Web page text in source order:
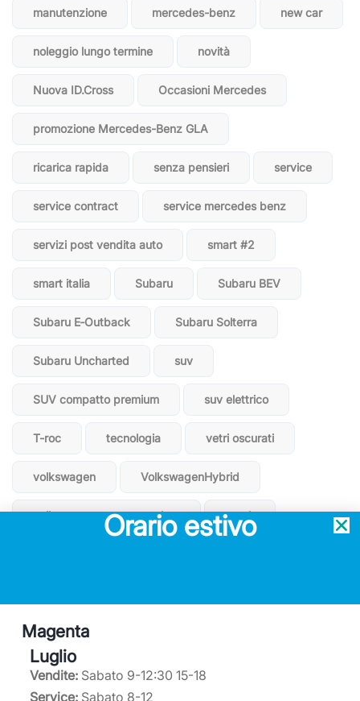
manutenzione mercedes-benz new car
noleggio lungo termine novità
Nuova ID.Cross Occasioni Mercedes
promozione Mercedes-Benz GLA
ricarica rapida senza pensieri service
service contract service mercedes benz
servizi post vendita auto smart #2
smart italia Subaru Subaru BEV
Subaru E‑Outback Subaru Solterra
Subaru Uncharted suv
SUV compatto premium suv elettrico
T-roc tecnologia vetri oscurati
volkswagen VolkswagenHybrid
volkswagen progetto valore wurth
Service ufficiale Mercedes-Benz
Concessionario ufficiale Subaru
Orario estivo
Magenta
Luglio
Vendite: Sabato 9-12:30 15-18
Service: Sabato 8-12